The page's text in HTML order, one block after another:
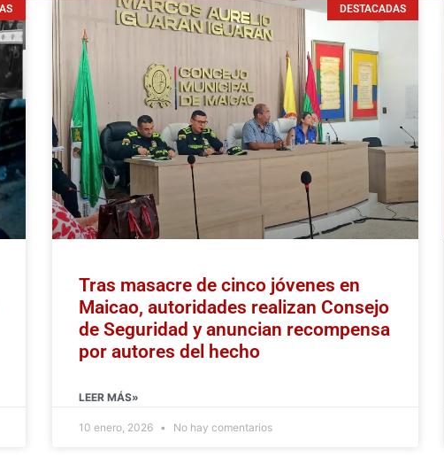
DESTACADAS
Tras masacre de cinco jóvenes en
Maicao, autoridades realizan Consejo
de Seguridad y anuncian recompensa
por autores del hecho
LEER MÁS»
10 enero, 2026 No hay comentarios